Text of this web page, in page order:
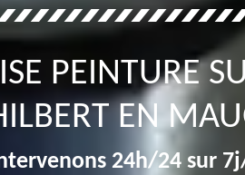
PEINTURE
EN
24h/24 sur